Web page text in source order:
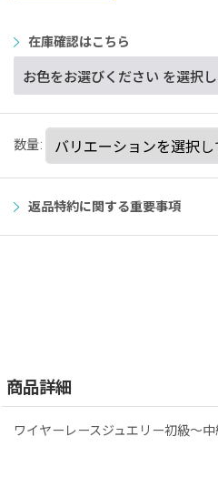
在庫確認はこちら
お色をお選びください を選択
数量:
返品特約に関する重要事項
商品詳細
ワイヤーレースジュエリー初級